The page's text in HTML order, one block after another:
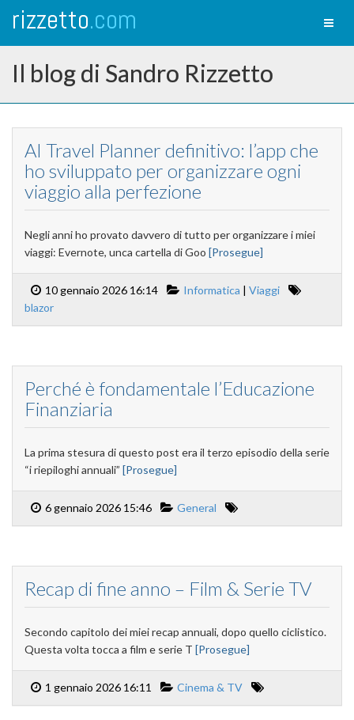
rizzetto.com
Il blog di Sandro Rizzetto
AI Travel Planner definitivo: l’app che
ho sviluppato per organizzare ogni
viaggio alla perfezione
Negli anni ho provato davvero di tutto per organizzare i miei
viaggi: Evernote, unca cartella di Goo [Prosegue]
10 gennaio 2026 16:14 Informatica | Viaggi
blazor
Perché è fondamentale l’Educazione
Finanziaria
La prima stesura di questo post era il terzo episodio della serie
“i riepiloghi annuali” [Prosegue]
6 gennaio 2026 15:46 General
Recap di fine anno – Film & Serie TV
Secondo capitolo dei miei recap annuali, dopo quello ciclistico.
Questa volta tocca a film e serie T [Prosegue]
1 gennaio 2026 16:11 Cinema & TV